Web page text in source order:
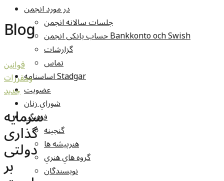
در مورد انجمن
جلسات سالانه انجمن
حساب بانکی انجمن Bankkonto och Swish
گزارشات
تماس
اساسنامه Stadgar
عضویت
شوراي زنان
فرهنگي
گنجينه
هنرپيشه ها
گروه هاي هنري
نويسندگان
Blog
قوانين
ومقررات
جديد
سرمایه
گذاری
دولتی
بر